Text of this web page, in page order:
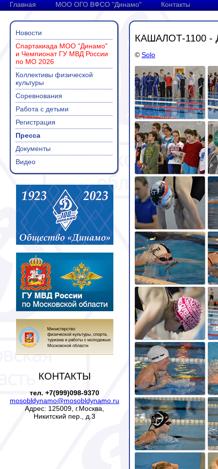
Главная МОО ОГО ВФСО "Динамо" Контакты
Новости
Спартакиада МОО "Динамо"
и Чемпионат ГУ МВД России
по МО 2026
Коллективы физической
культуры
Соревнования
Работа с детьми
Регистрация
Пресса
Документы
Видео
КОНТАКТЫ
тел. +7(999)098-9370
mosobldynamo@mosobldynamo.ru
Адрес: 125009, г.Москва,
Никитский пер., д.3
КАШАЛОТ-1100 -
© Solo